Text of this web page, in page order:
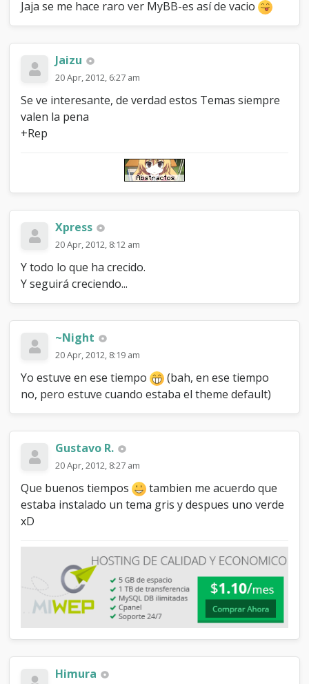
Jaja se me hace raro ver MyBB-es así de vacio
Jaizu
20 Apr, 2012, 6:27 am
Se ve interesante, de verdad estos Temas siempre
valen la pena
+Rep
Xpress
20 Apr, 2012, 8:12 am
Y todo lo que ha crecido.
Y seguirá creciendo...
~Night
20 Apr, 2012, 8:19 am
Yo estuve en ese tiempo
(bah, en ese tiempo
no, pero estuve cuando estaba el theme default)
Gustavo R.
20 Apr, 2012, 8:27 am
Que buenos tiempos
tambien me acuerdo que
estaba instalado un tema gris y despues uno verde
xD
Himura